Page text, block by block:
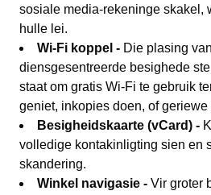
sosiale media-rekeninge skakel,
hulle lei.
Wi-Fi koppel - Die plasing
diensgesentreerde besighede
staat om gratis Wi-Fi te gebruik
geniet, inkopies doen, of geriewe
Besigheidskaarte (vCard) -
volledige kontakinligting sien en
skandering.
Winkel navigasie - Vir groter